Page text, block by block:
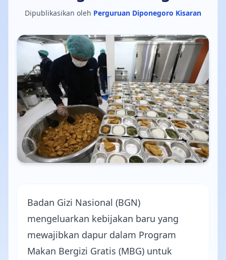
Dipublikasikan oleh Perguruan Diponegoro Kisaran
Badan Gizi Nasional (BGN)
mengeluarkan kebijakan baru yang
mewajibkan dapur dalam Program
Makan Bergizi Gratis (MBG) untuk